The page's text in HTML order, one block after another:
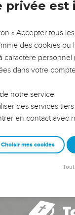
DE
VOTRES ?
leur foi ou leur
traversés, alors
reviennent sur
plus de sagesse afin
une équipe, un
privée
« Accepter tous
des cookies
caractère
dans votre
notre service
des services
en contact avec
Choisir mes cookies